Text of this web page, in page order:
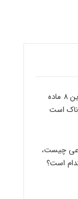
مصرف بیش از حد این 8 ماده
است
چیست،
است؟